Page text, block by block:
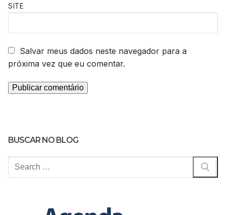
SITE
Salvar meus dados neste navegador para a
próxima vez que eu comentar.
BUSCAR NO BLOG
Pesquisar
por: